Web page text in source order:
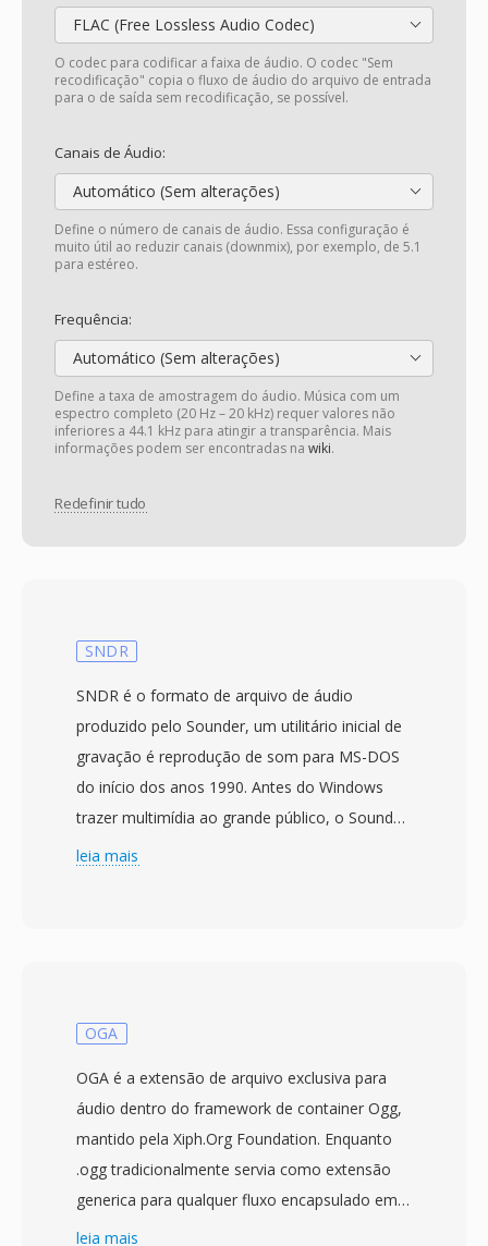
FLAC (Free Lossless Audio Codec)
O codec para codificar a faixa de áudio. O codec "Sem
recodificação" copia o fluxo de áudio do arquivo de entrada
para o de saída sem recodificação, se possível.
Canais de Áudio:
Automático (Sem alterações)
Define o número de canais de áudio. Essa configuração é
muito útil ao reduzir canais (downmix), por exemplo, de 5.1
para estéreo.
Frequência:
Automático (Sem alterações)
Define a taxa de amostragem do áudio. Música com um
espectro completo (20 Hz – 20 kHz) requer valores não
inferiores a 44.1 kHz para atingir a transparência. Mais
informações podem ser encontradas na wiki.
Redefinir tudo
SNDR
SNDR é o formato de arquivo de áudio
produzido pelo Sounder, um utilitário inicial de
gravação é reprodução de som para MS-DOS
do início dos anos 1990. Antes do Windows
trazer multimídia ao grande público, o Sounder
era um dos poucos programas DOS que
bits não assinado sem qualquer cabecalho de
para determinar os parâmetros de reprodução.
Às taxas de amostragem eram tipicamente
baixas (4000 a 11025 Hz), refletindo limitações
de hardware é custos de armazenamento
quando um disco rígido de 20 MB era
leia mais
OGA
OGA é a extensão de arquivo exclusiva para
áudio dentro do framework de container Ogg,
mantido pela Xiph.Org Foundation. Enquanto
.ogg tradicionalmente servia como extensão
generica para qualquer fluxo encapsulado em
Ogg, a introducao do .oga em 2007 trouxe
leia mais